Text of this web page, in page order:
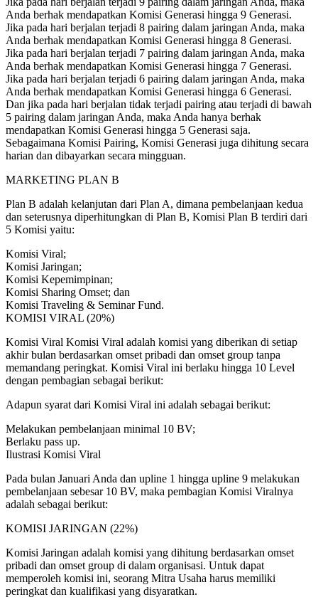
Anda berhak mendapatkan Komisi Generasi hingga 9 Generasi.
Jika pada hari berjalan terjadi 8 pairing dalam jaringan Anda, maka
Anda berhak mendapatkan Komisi Generasi hingga 8 Generasi.
Jika pada hari berjalan terjadi 7 pairing dalam jaringan Anda, maka
Anda berhak mendapatkan Komisi Generasi hingga 7 Generasi.
Jika pada hari berjalan terjadi 6 pairing dalam jaringan Anda, maka
Anda berhak mendapatkan Komisi Generasi hingga 6 Generasi.
Dan jika pada hari berjalan tidak terjadi pairing atau terjadi di bawah
5 pairing dalam jaringan Anda, maka Anda hanya berhak
mendapatkan Komisi Generasi hingga 5 Generasi saja.
Sebagaimana Komisi Pairing, Komisi Generasi juga dihitung secara
harian dan dibayarkan secara mingguan.
MARKETING PLAN B
Plan B adalah kelanjutan dari Plan A, dimana pembelanjaan kedua
dan seterusnya diperhitungkan di Plan B, Komisi Plan B terdiri dari
5 Komisi yaitu:
Komisi Viral;
Komisi Jaringan;
Komisi Kepemimpinan;
Komisi Sharing Omset; dan
Komisi Traveling & Seminar Fund.
KOMISI VIRAL (20%)
Komisi Viral Komisi Viral adalah komisi yang diberikan di setiap
akhir bulan berdasarkan omset pribadi dan omset group tanpa
memandang peringkat. Komisi Viral ini berlaku hingga 10 Level
dengan pembagian sebagai berikut:
Adapun syarat dari Komisi Viral ini adalah sebagai berikut:
Melakukan pembelanjaan minimal 10 BV;
Berlaku pass up.
Ilustrasi Komisi Viral
Pada bulan Januari Anda dan upline 1 hingga upline 9 melakukan
pembelanjaan sebesar 10 BV, maka pembagian Komisi Viralnya
adalah sebagai berikut:
KOMISI JARINGAN (22%)
Komisi Jaringan adalah komisi yang dihitung berdasarkan omset
pribadi dan omset group di dalam organisasi. Untuk dapat
memperoleh komisi ini, seorang Mitra Usaha harus memiliki
peringkat dan kualifikasi yang disyaratkan.